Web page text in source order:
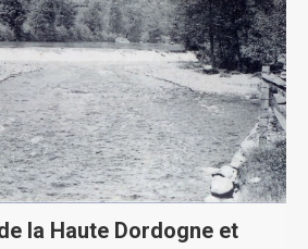
la Haute Dordogne et